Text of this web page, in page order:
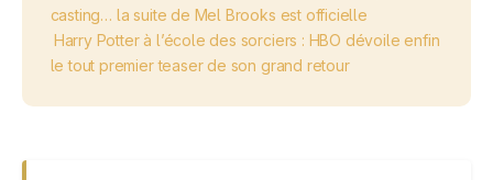
casting… la suite de Mel Brooks est officielle
Harry Potter à l’école des sorciers : HBO dévoile enfin
le tout premier teaser de son grand retour